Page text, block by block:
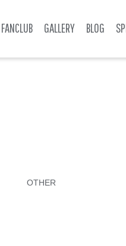
FANCLUB GALLERY BLOG
OTHER